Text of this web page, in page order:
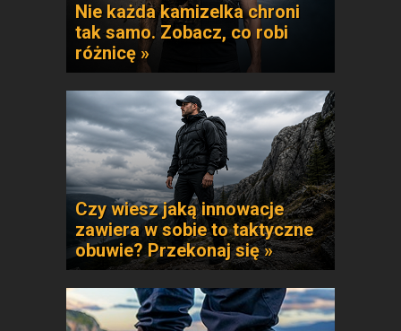
Nie każda kamizelka chroni
tak samo. Zobacz, co robi
różnicę »
Czy wiesz jaką innowacje
zawiera w sobie to taktyczne
obuwie? Przekonaj się »